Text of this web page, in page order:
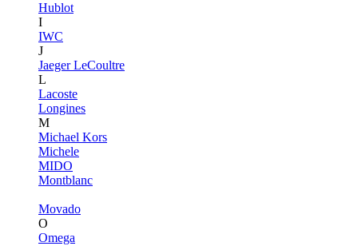
Hublot
I
IWC
J
Jaeger LeCoultre
L
Lacoste
Longines
M
Michael Kors
Michele
MIDO
Montblanc
Movado
O
Omega